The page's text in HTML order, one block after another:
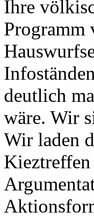
Ihre
Programm
deutlich
wäre. Wir
Wir laden